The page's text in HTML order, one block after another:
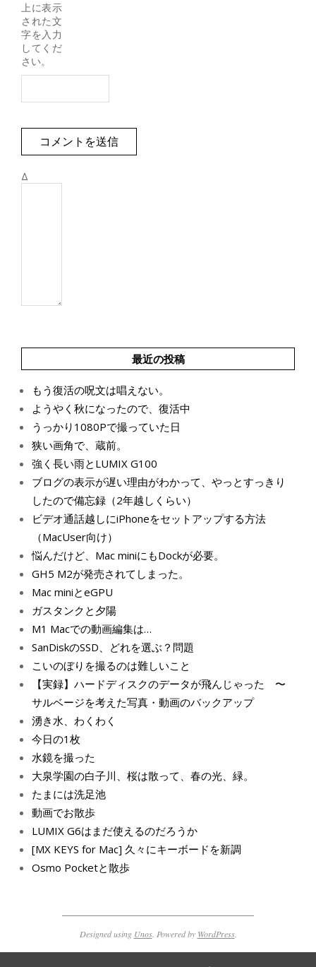
上に表示
された文
字を入力
してくだ
さい。
Δ
最近の投稿
もう復活の呪文は唱えない。
ようやく秋になったので、復活中
うっかり1080Pで撮っていた日
狭い画角で、蔵前。
強く長い雨とLUMIX G100
ブログの表示が遅い理由がわかって、やっとすっきり
したので備忘録（2年越しくらい）
ビデオ通話越しにiPhoneをセットアップする方法
（MacUser向け）
悩んだけど、Mac miniにもDockが必要。
GH5 M2が発売されてしまった。
Mac miniとeGPU
ガスタンクと夕陽
M1 Macでの動画編集は…
SanDiskのSSD、どれを選ぶ？問題
こいのぼりを撮るのは難しいこと
【実録】ハードディスクのデータが飛んじゃった 〜
サルベージを考えた写真・動画のバックアップ
湧き水、わくわく
今日の1枚
水鏡を撮った
大泉学園の白子川、桜は散って、春の光、緑。
たまには洗足池
動画でお散歩
LUMIX G6はまだ使えるのだろうか
[MX KEYS for Mac] 久々にキーボードを新調
Osmo Pocketと散歩
Designed using Unos. Powered by WordPress.